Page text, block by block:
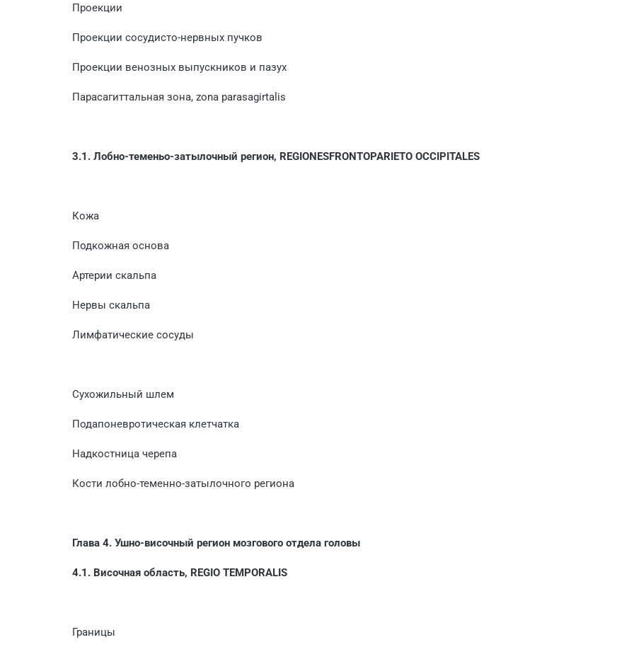
Проекции
Проекции сосудисто-нервных пучков
Проекции венозных выпускников и пазух
Парасагиттальная зона, zona parasagirtalis
3.1. Лобно-теменьо-затылочный регион, REGIONESFRONTOPARIETO OCCIPITALES
Кожа
Подкожная основа
Артерии скальпа
Нервы скальпа
Лимфатические сосуды
Сухожильный шлем
Подапоневротическая клетчатка
Надкостница черепа
Кости лобно-теменно-затылочного региона
Глава 4. Ушно-височный регион мозгового отдела головы
4.1. Височная область, REGIO TEMPORALIS
Границы